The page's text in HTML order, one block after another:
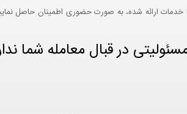
ارائه شده، به صورت حضوری اطمینان حاصل
در قبال معامله شما